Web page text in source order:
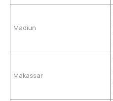
Madiun
Makassar